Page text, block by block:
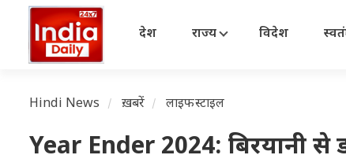
देश राज्य विदेश
Hindi News ख़बरें लाइफस्टाइल
Year Ender 2024: बिरयानी